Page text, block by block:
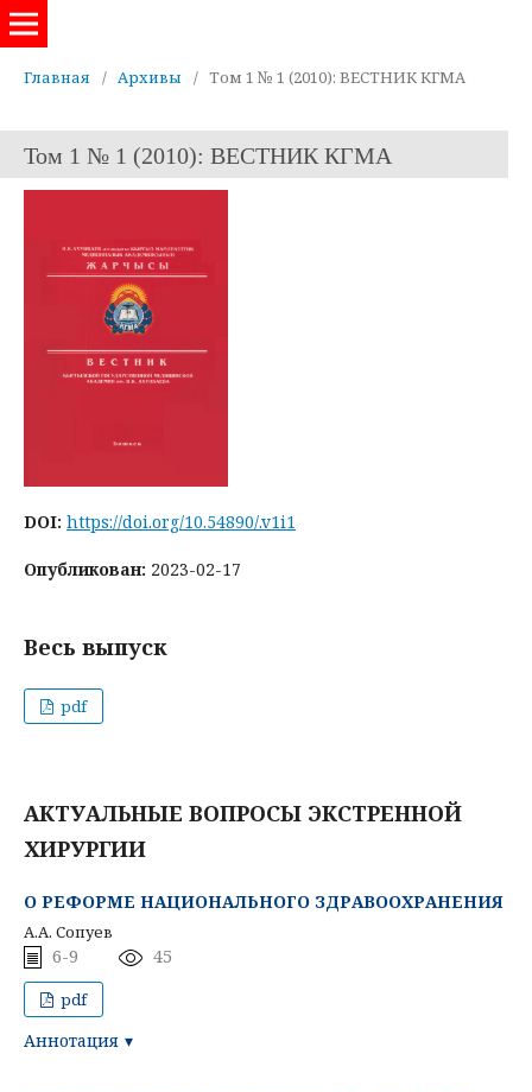
Главная / Архивы / Том 1 № 1 (2010): ВЕСТНИК КГМА
Том 1 № 1 (2010): ВЕСТНИК КГМА
DOI: https://doi.org/10.54890/.v1i1
Опубликован: 2023-02-17
Весь выпуск
pdf
АКТУАЛЬНЫЕ ВОПРОСЫ ЭКСТРЕННОЙ
ХИРУРГИИ
О РЕФОРМЕ НАЦИОНАЛЬНОГО ЗДРАВООХРАНЕНИЯ
А.А. Сопуев
6-9 45
pdf
Аннотация